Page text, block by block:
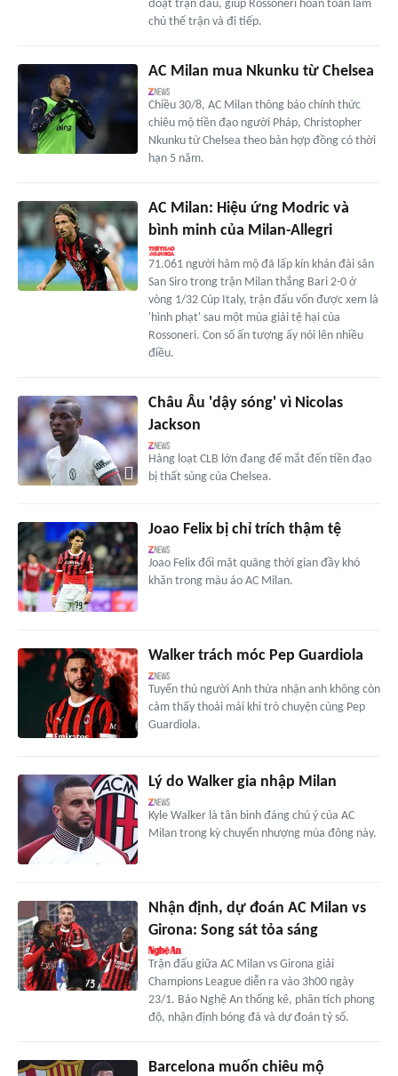
đoạt trận đấu, giúp Rossoneri hoàn toàn làm
chủ thế trận và đi tiếp.
AC Milan mua Nkunku từ Chelsea
Chiều 30/8, AC Milan thông báo chính thức
chiêu mộ tiền đạo người Pháp, Christopher
Nkunku từ Chelsea theo bản hợp đồng có thời
hạn 5 năm.
AC Milan: Hiệu ứng Modric và
bình minh của Milan-Allegri
71.061 người hâm mộ đã lấp kín khán đài sân
San Siro trong trận Milan thắng Bari 2-0 ở
vòng 1/32 Cúp Italy, trận đấu vốn được xem là
'hình phạt' sau một mùa giải tệ hại của
Rossoneri. Con số ấn tượng ấy nói lên nhiều
điều.
Châu Âu 'dậy sóng' vì Nicolas
Jackson
Hàng loạt CLB lớn đang để mắt đến tiền đạo
bị thất sủng của Chelsea.
Joao Felix bị chỉ trích thậm tệ
Joao Felix đối mặt quãng thời gian đầy khó
khăn trong màu áo AC Milan.
Walker trách móc Pep Guardiola
Tuyển thủ người Anh thừa nhận anh không còn
cảm thấy thoải mái khi trò chuyện cùng Pep
Guardiola.
Lý do Walker gia nhập Milan
Kyle Walker là tân binh đáng chú ý của AC
Milan trong kỳ chuyển nhượng mùa đông này.
Nhận định, dự đoán AC Milan vs
Girona: Song sát tỏa sáng
Trận đấu giữa AC Milan vs Girona giải
Champions League diễn ra vào 3h00 ngày
23/1. Báo Nghệ An thống kê, phân tích phong
độ, nhận định bóng đá và dự đoán tỷ số.
Barcelona muốn chiêu mộ